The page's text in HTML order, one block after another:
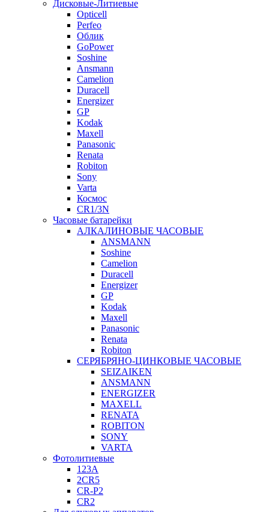
Дисковые-Литиевые
Opticell
Perfeo
Облик
GoPower
Soshine
Ansmann
Camelion
Duracell
Energizer
GP
Kodak
Maxell
Panasonic
Renata
Robiton
Sony
Varta
Космос
CR1/3N
Часовые батарейки
АЛКАЛИНОВЫЕ ЧАСОВЫЕ
ANSMANN
Soshine
Camelion
Duracell
Energizer
GP
Kodak
Maxell
Panasonic
Renata
Robiton
СЕРЯБРЯНО-ЦИНКОВЫЕ ЧАСОВЫЕ
SEIZAIKEN
ANSMANN
ENERGIZER
MAXELL
RENATA
ROBITON
SONY
VARTA
Фотолитиевые
123A
2CR5
CR-P2
CR2